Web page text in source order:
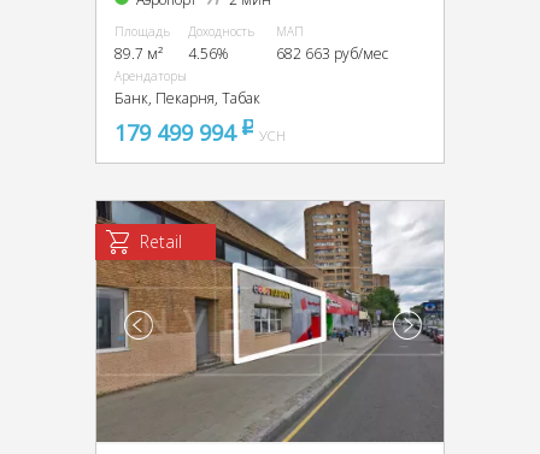
Площадь
89.7 м²
Доходность
4.56%
МАП
682 663 руб/мес
Арендаторы
Банк, Пекарня, Табак
179 499 994 pуб
УСН
Retail